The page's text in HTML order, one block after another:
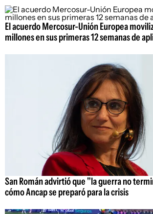
El acuerdo Mercosur-Unión Europea
millones en sus primeras 12 semanas de
San Román advirtió que "la guerra no
cómo Ancap se preparó para la crisis